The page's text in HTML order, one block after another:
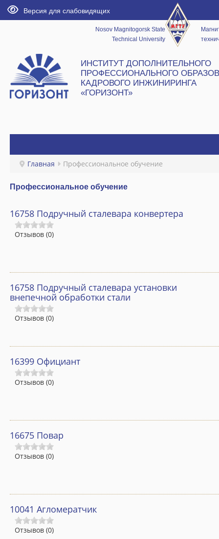
Версия для слабовидящих
Nosov Magnitogorsk State
Technical University
ИНСТИТУТ ДОПОЛНИТЕЛЬНОГО
ПРОФЕССИОНАЛЬНОГО
КАДРОВОГО ИНЖИНИРИНГА
«ГОРИЗОНТ»
ГЛАВНАЯ
НОВОСТИ
Об институте
Материально-техническая база
Документы
Лицензия и свидетельство
Договоры
Календарный учебный график
Образцы выдаваемых документов
Сотрудники
СМИ о нас
Часто задаваемые вопросы
Главная Профессиональное обучение
Профессиональное обучение
16758 Подручный сталевара конвертера
Отзывов (0)
16758 Подручный сталевара установки
внепечной обработки стали
Отзывов (0)
16399 Официант
Отзывов (0)
16675 Повар
Отзывов (0)
10041 Агломератчик
Отзывов (0)